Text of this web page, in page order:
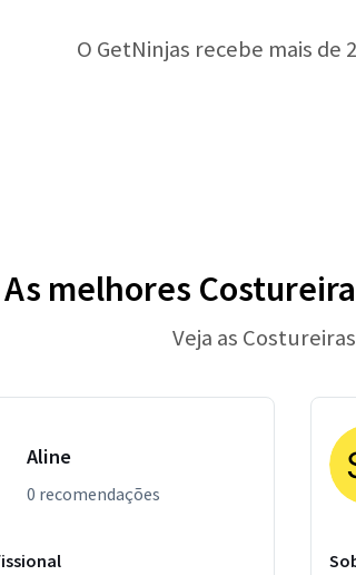
O GetNinjas recebe mais
As melhores
Veja as
Aline
0 recomendações